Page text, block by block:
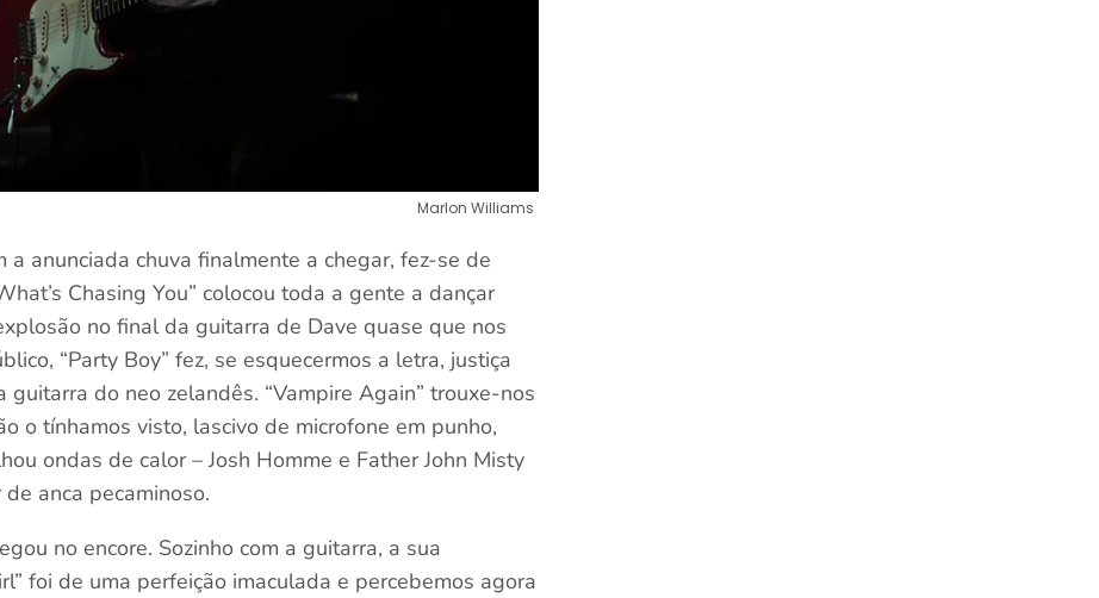
Marlon Williams
anunciada chuva finalmente a chegar, fez-se de
Chasing You” colocou toda a gente a dançar
no final da guitarra de Dave quase que nos
“Party Boy” fez, se esquecermos a letra, justiça
do neo zelandês. “Vampire Again” trouxe-nos
o tínhamos visto, lascivo de microfone em punho,
ondas de calor – Josh Homme e Father John Misty
anca pecaminoso.
no encore. Sozinho com a guitarra, a sua
foi de uma perfeição imaculada e percebemos agora